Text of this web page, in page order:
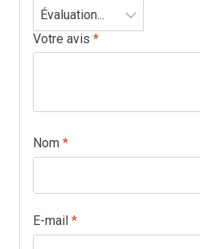
Votre avis *
Nom *
E-mail *